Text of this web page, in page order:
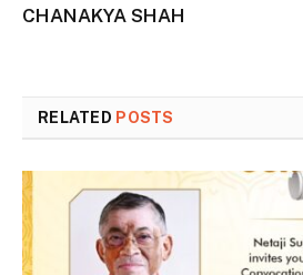
CHANAKYA SHAH
RELATED POSTS